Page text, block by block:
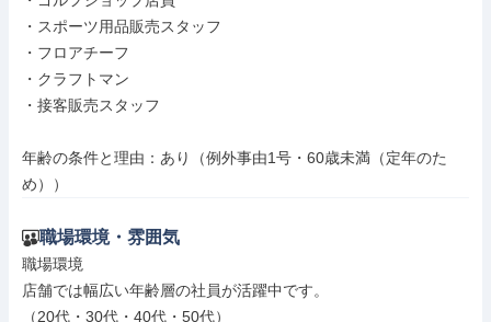
・スポーツ用品販売スタッフ
・フロアチーフ
・クラフトマン
・接客販売スタッフ
年齢の条件と理由：あり（例外事由1号・60歳未満（定年のた
め））
職場環境・雰囲気
職場環境
店舗では幅広い年齢層の社員が活躍中です。
（20代・30代・40代・50代）